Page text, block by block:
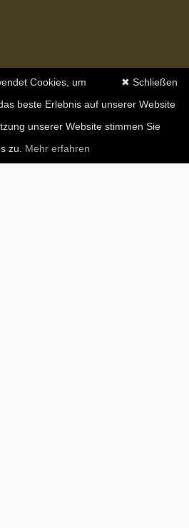
✖ Schließen
Cookies, um
beste Erlebnis auf unserer Website
unserer Website stimmen Sie
zu. Mehr erfahren